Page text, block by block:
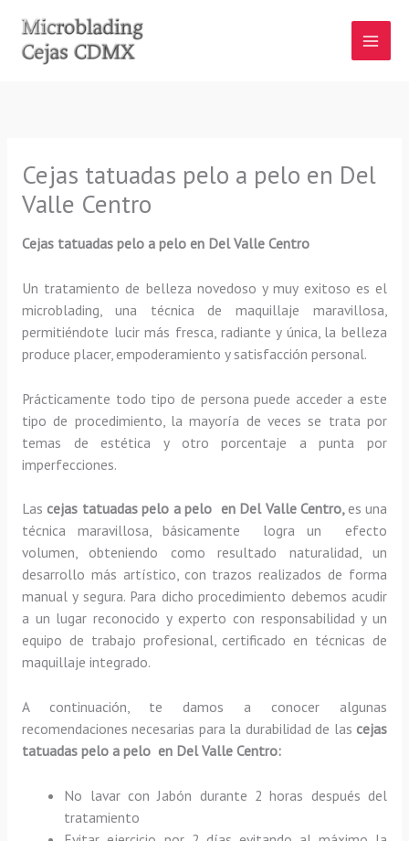
contenido
Cejas tatuadas pelo a pelo en Del
Valle Centro
Cejas tatuadas pelo a pelo en Del Valle Centro
Un tratamiento de belleza novedoso y muy exitoso es el
microblading, una técnica de maquillaje maravillosa,
permitiéndote lucir más fresca, radiante y única, la belleza
produce placer, empoderamiento y satisfacción personal.
Prácticamente todo tipo de persona puede acceder a este
tipo de procedimiento, la mayoría de veces se trata por
temas de estética y otro porcentaje a punta por
imperfecciones.
Lascejas tatuadas pelo a pelo en Del Valle Centro, es una
técnica maravillosa, básicamente
logra un efecto
volumen, obteniendo como resultado naturalidad, un
desarrollo más artístico, con trazos realizados de forma
manual y segura. Para dicho procedimiento debemos acudir
a un lugar reconocido y experto con responsabilidad y un
equipo de trabajo profesional, certificado en técnicas de
maquillaje integrado.
A continuación, te damos a conocer algunas
recomendaciones necesarias para la durabilidad de lascejas
tatuadas pelo a pelo en Del Valle Centro:
No lavar con Jabón durante 2 horas después del
tratamiento